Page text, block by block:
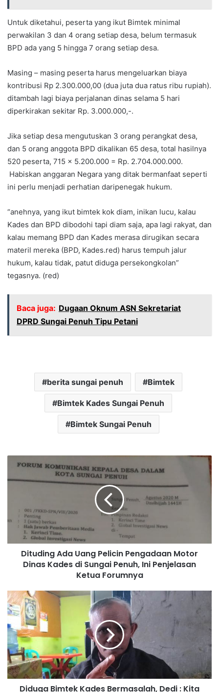
Untuk diketahui, peserta yang ikut Bimtek minimal
perwakilan 3 dan 4 orang setiap desa, belum termasuk
BPD ada yang 5 hingga 7 orang setiap desa.
Masing – masing peserta harus mengeluarkan biaya
kontribusi Rp 2.300.000,00 (dua juta dua ratus ribu rupiah).
ditambah lagi biaya perjalanan dinas selama 5 hari
diperkirakan sekitar Rp. 3.000.000,-.
Jika setiap desa mengutuskan 3 orang perangkat desa,
dan 5 orang anggota BPD dikalikan 65 desa, total hasilnya
520 peserta, 715 × 5.200.000 = Rp. 2.704.000.000.
Habiskan anggaran Negara yang ditak bermanfaat seperti
ini perlu menjadi perhatian daripenegak hukum.
“anehnya, yang ikut bimtek kok diam, inikan lucu, kalau
Kades dan BPD dibodohi tapi diam saja, apa lagi rakyat, dan
kalau memang BPD dan Kades merasa dirugikan secara
materil mereka (BPD, Kades.red) harus tempuh jalur
hukum, kalau tidak, patut diduga persekongkolan”
tegasnya. (red)
Baca juga: Dugaan Oknum ASN Sekretariat
DPRD Sungai Penuh Tipu Petani
berita sungai penuh Bimtek
Bimtek Kades Sungai Penuh
Bimtek Sungai Penuh
Dituding Ada Uang Pelicin Pengadaan Motor
Dinas Kades di Sungai Penuh, Ini Penjelasan
Ketua Forumnya
Diduga Bimtek Kades Bermasalah, Dedi : Kita